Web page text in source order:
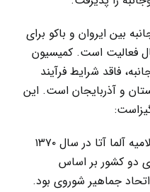
بین ایروان و باکو برای
فعالیت است. کمیسیون
فاقد شرایط فرآیند
و آذربایجان است. این
نخست، این روند تکرار مجدد اعلامیه آلما آتا در سال ۱۳۷۰
دو کشور بر اساس
جماهیر شوروی بود.